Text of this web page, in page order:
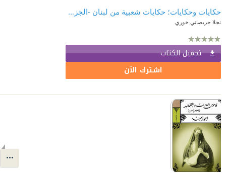
حكايات وحكايات؛ حكايات شعبية من لبنان -الجزء الأول
نجلا جريصاتي خوري
تحميل الكتاب
اشترك الآن